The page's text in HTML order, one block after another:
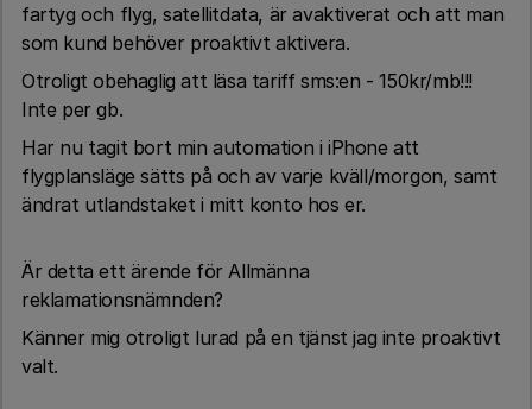
fartyg och flyg, satellitdata, är avaktiverat och att man
som kund behöver proaktivt aktivera.
Otroligt obehaglig att läsa tariff sms:en - 150kr/mb!!!
Inte per gb.
Har nu tagit bort min automation i iPhone att
flygplansläge sätts på och av varje kväll/morgon, samt
ändrat utlandstaket i mitt konto hos er.
Är detta ett ärende för Allmänna
reklamationsnämnden?
Känner mig otroligt lurad på en tjänst jag inte proaktivt
valt.